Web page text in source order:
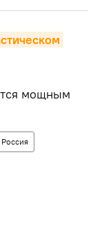
мощным
Россия